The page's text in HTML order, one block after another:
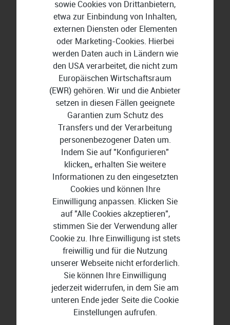
Lexware Office
Wissenswertes rund um
Finanzen und Buchführung
sowie Cookies von Drittanbietern,
etwa zur Einbindung von Inhalten,
externen Diensten oder Elementen
oder Marketing-Cookies. Hierbei
werden Daten auch in Ländern wie
den USA verarbeitet, die nicht zum
Europäischen Wirtschaftsraum
(EWR) gehören. Wir und die Anbieter
setzen in diesen Fällen geeignete
Garantien zum Schutz des
Transfers und der Verarbeitung
personenbezogener Daten um.
Indem Sie auf "Konfigurieren"
klicken,, erhalten Sie weitere
Informationen zu den eingesetzten
Cookies und können Ihre
Einwilligung anpassen. Klicken Sie
auf "Alle Cookies akzeptieren",
stimmen Sie der Verwendung aller
Cookie zu. Ihre Einwilligung ist stets
freiwillig und für die Nutzung
unserer Webseite nicht erforderlich.
Sie können Ihre Einwilligung
jederzeit widerrufen, in dem Sie am
unteren Ende jeder Seite die Cookie
Einstellungen aufrufen.